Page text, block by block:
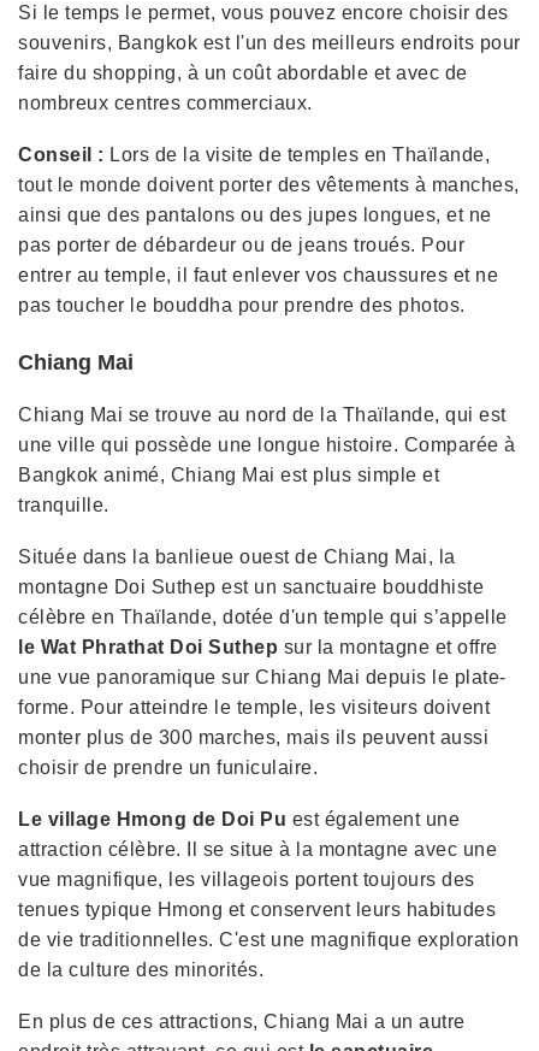
Si le temps le permet, vous pouvez encore choisir des
souvenirs, Bangkok est l'un des meilleurs endroits pour
faire du shopping, à un coût abordable et avec de
nombreux centres commerciaux.
Conseil : Lors de la visite de temples en Thaïlande,
tout le monde doivent porter des vêtements à manches,
ainsi que des pantalons ou des jupes longues, et ne
pas porter de débardeur ou de jeans troués. Pour
entrer au temple, il faut enlever vos chaussures et ne
pas toucher le bouddha pour prendre des photos.
Chiang Mai
Chiang Mai se trouve au nord de la Thaïlande, qui est
une ville qui possède une longue histoire. Comparée à
Bangkok animé, Chiang Mai est plus simple et
tranquille.
Située dans la banlieue ouest de Chiang Mai, la
montagne Doi Suthep est un sanctuaire bouddhiste
célèbre en Thaïlande, dotée d'un temple qui s’appelle
le Wat Phrathat Doi Suthep sur la montagne et offre
une vue panoramique sur Chiang Mai depuis le plate-
forme. Pour atteindre le temple, les visiteurs doivent
monter plus de 300 marches, mais ils peuvent aussi
choisir de prendre un funiculaire.
Le village Hmong de Doi Pu est également une
attraction célèbre. Il se situe à la montagne avec une
vue magnifique, les villageois portent toujours des
tenues typique Hmong et conservent leurs habitudes
de vie traditionnelles. C'est une magnifique exploration
de la culture des minorités.
En plus de ces attractions, Chiang Mai a un autre